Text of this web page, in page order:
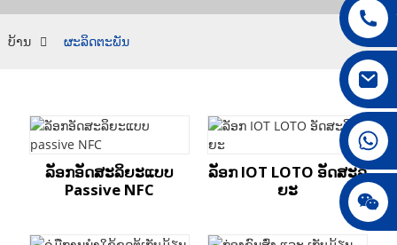
008615396811719
jenny010678
ບ້ານ ຜະລິດຕະພັນ
ລັອກອັດສະລິຍະແບບ
Passive NFC
ລັອກ IOT LOTO ອັດສະລິ
ຍະ